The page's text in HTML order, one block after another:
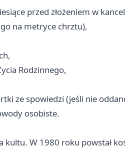
przed złożeniem w
na metryce chrztu),
Rodzinnego,
ze spowiedzi (jeśli nie
osobiste.
W 1980 roku powstał